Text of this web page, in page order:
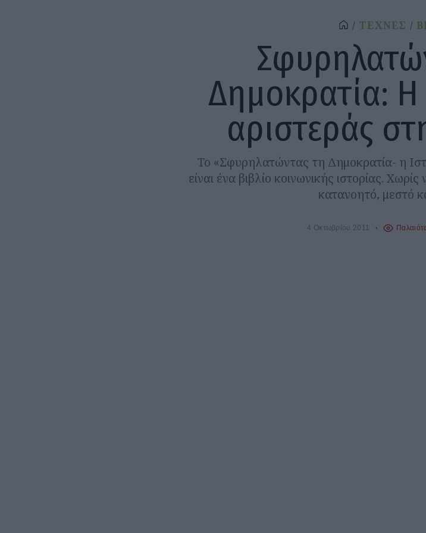
ΤΕΧΝΕΣ
Δημοκρατία: Η
αριστεράς
Το «Σφυρηλατώντας τη Δημοκρατία- η
είναι ένα βιβλίο κοινωνικής ιστορίας.
κατανοητό, μεστό
4 Οκτωβρίου 2011